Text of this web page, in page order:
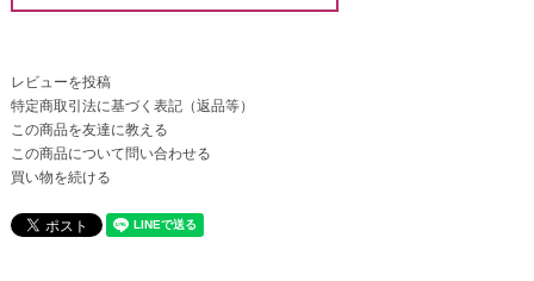
レビューを投稿
特定商取引法に基づく表記（返品等）
この商品を友達に教える
この商品について問い合わせる
買い物を続ける